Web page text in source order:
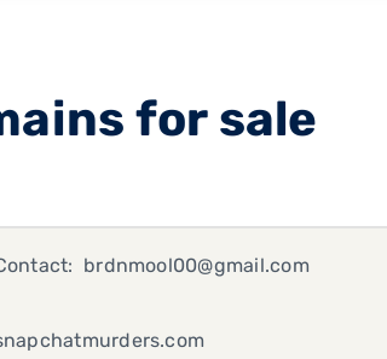
for sale
brdnmool00@gmail.com